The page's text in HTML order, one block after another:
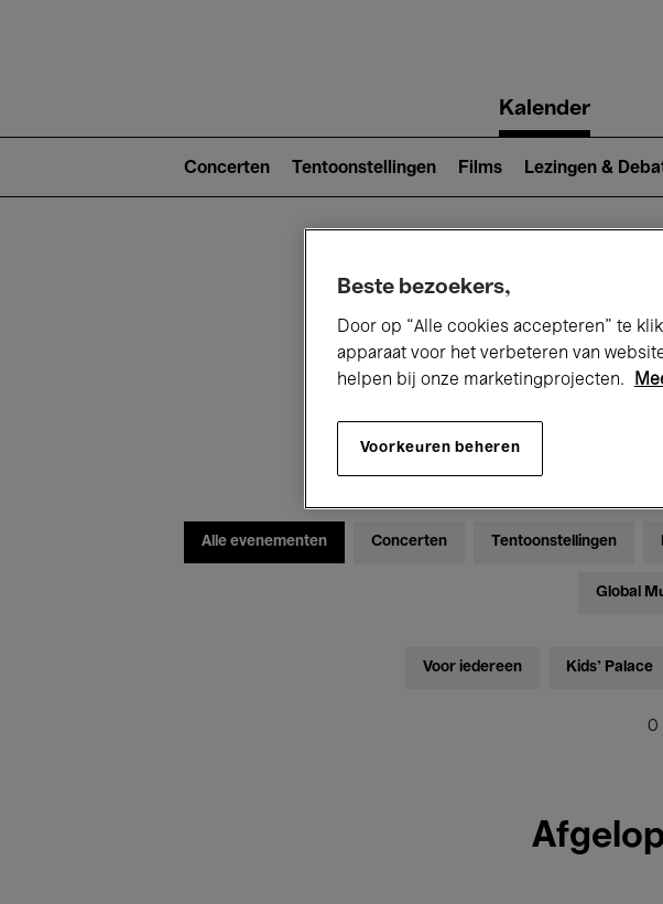
navigationKalender
2)
Concerten Tentoonstellingen Films Lezingen &
Nu
Vrijdag
Alle evenementen Concerten Tentoonstellingen
Global
Voor iedereen Kids’ Palace
0
Beste bezoekers,
Door op “Alle cookies accepteren” te
apparaat voor het verbeteren van
helpen bij onze marketingprojecten.
Voorkeuren beheren